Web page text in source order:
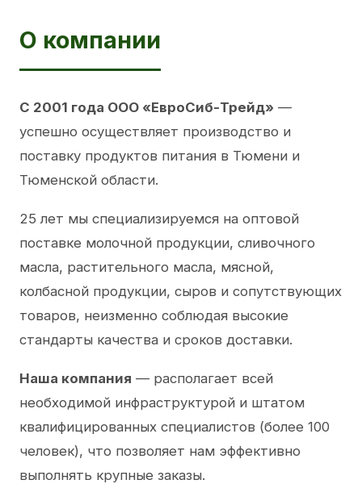
О компании
С 2001 года ООО «ЕвроСиб-Трейд» —
успешно осуществляет производство и
поставку продуктов питания в Тюмени и
Тюменской области.
25 лет мы специализируемся на оптовой
поставке молочной продукции, сливочного
масла, растительного масла, мясной,
колбасной продукции, сыров и сопутствующих
товаров, неизменно соблюдая высокие
стандарты качества и сроков доставки.
Наша компания — располагает всей
необходимой инфраструктурой и штатом
квалифицированных специалистов (более 100
человек), что позволяет нам эффективно
выполнять крупные заказы.